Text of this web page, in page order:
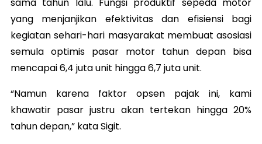
yang menjanjikan efektivitas dan efisiensi bagi
kegiatan sehari-hari masyarakat membuat asosiasi
semula optimis pasar motor tahun depan bisa
mencapai 6,4 juta unit hingga 6,7 juta unit.
“Namun karena faktor opsen pajak ini, kami
khawatir pasar justru akan tertekan hingga 20%
tahun depan,” kata Sigit.